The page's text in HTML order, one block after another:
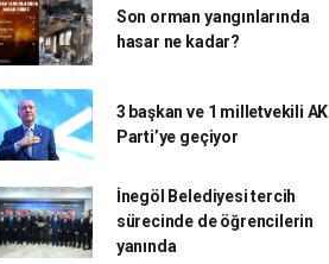
Son orman yangınlarında
hasar ne kadar?
3 başkan ve 1 milletvekili AK
Parti’ye geçiyor
İnegöl Belediyesi tercih
sürecinde de öğrencilerin
yanında